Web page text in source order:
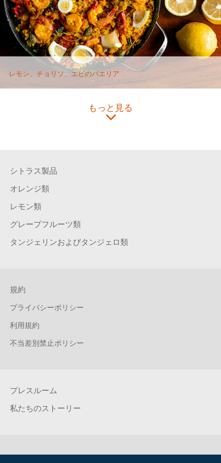
レモン、チョリソ、エビのパエリア
もっと見る
シトラス製品
オレンジ類
レモン類
グレープフルーツ類
タンジェリンおよびタンジェロ類
規約
プライバシーポリシー
利用規約
不当差別禁止ポリシー
プレスルーム
私たちのストーリー